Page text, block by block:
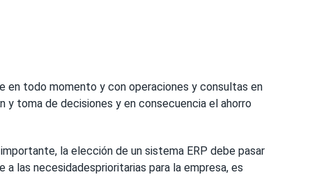
en todo momento y con operaciones y consultas en
toma de decisiones y en consecuencia el ahorro
la elección de un sistema ERP debe pasar
las necesidadesprioritarias para la empresa, es